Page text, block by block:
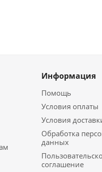
Информация
Помощь
Условия оплаты
Условия
Обработка
данных
соглашение